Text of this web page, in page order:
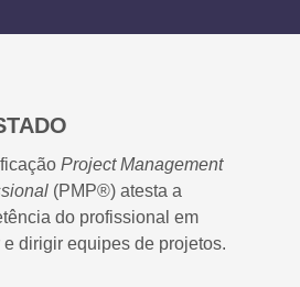
Project Management
(PMP®) atesta a
do profissional em
e dirigir equipes de projetos.